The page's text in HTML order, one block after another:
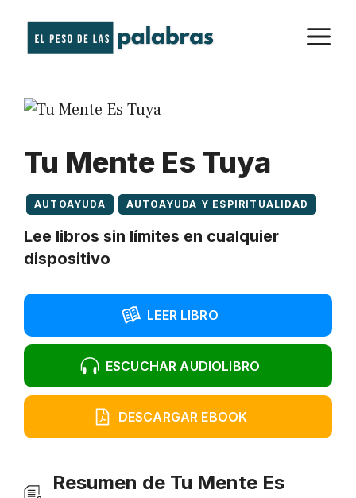
contenido
Tu Mente Es Tuya
AUTOAYUDA AUTOAYUDA Y ESPIRITUALIDAD
Lee libros sin límites en cualquier
dispositivo
LEER LIBRO
ESCUCHAR AUDIOLIBRO
DESCARGAR EBOOK
Resumen de Tu Mente Es